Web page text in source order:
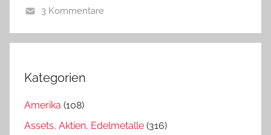
3 Kommentare
Kategorien
Amerika (108)
Assets, Aktien, Edelmetalle (316)